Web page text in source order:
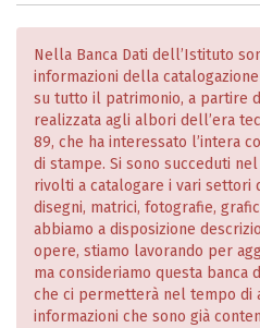
Nella Banca Dati dell’Istituto
informazioni della
su tutto il patrimonio, a partire
realizzata agli albori dell’era
89, che ha interessato l’intera
di stampe. Si sono succeduti
rivolti a catalogare i vari settori
disegni, matrici, fotografie,
abbiamo a disposizione
opere, stiamo lavorando per
ma consideriamo questa banca
che ci permetterà nel tempo di
informazioni che sono già